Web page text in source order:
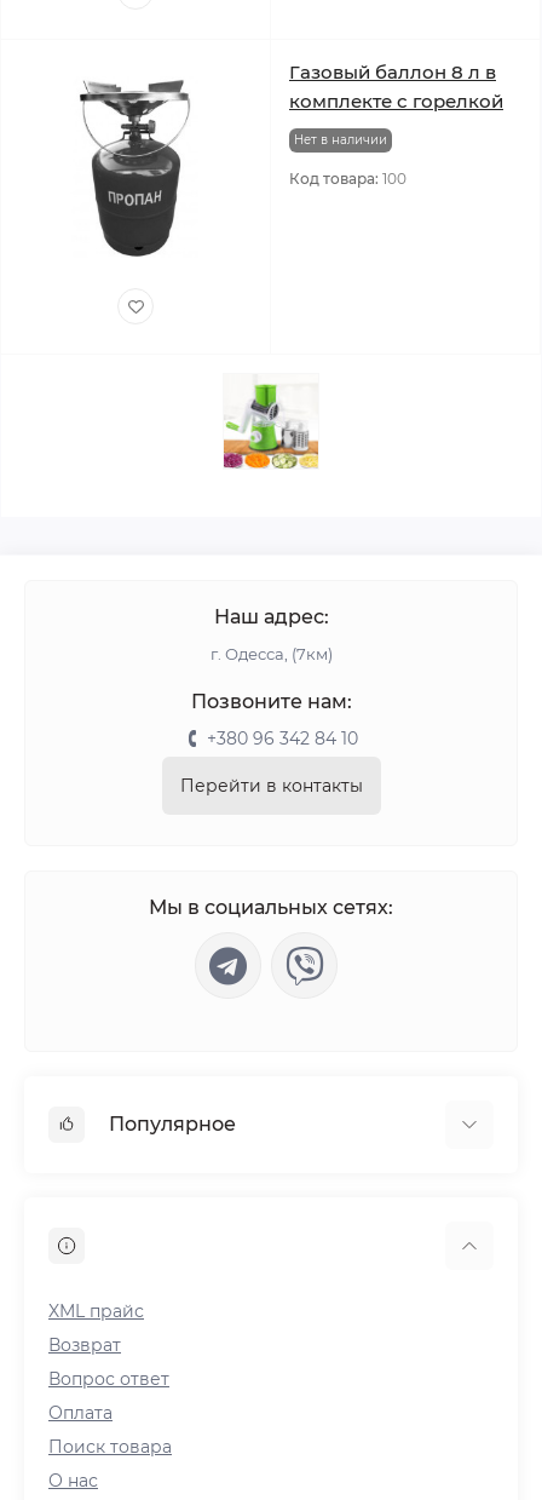
Газовый баллон 8 л в
комплекте с горелкой
Нет в наличии
Код товара: 100
Наш адрес:
г. Одесса, (7км)
Позвоните нам:
+380 96 342 84 10
Перейти в контакты
Мы в социальных сетях:
Популярное
Светодиодные лампы и штативы
Плиты
XML прайс
Возврат
Вопрос ответ
Оплата
Поиск товара
О нас